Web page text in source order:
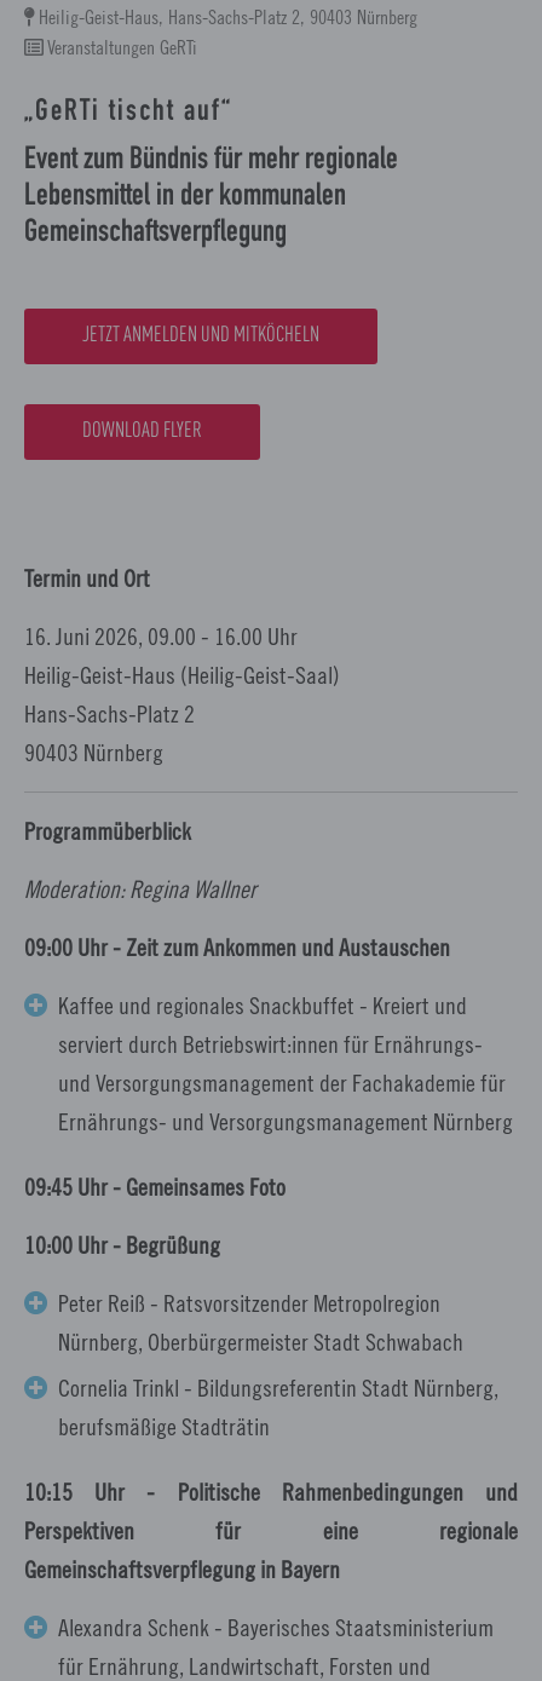
Heilig-Geist-Haus, Hans-Sachs-Platz 2, 90403 Nürnberg
Veranstaltungen GeRTi
„GeRTi tischt auf“
Event zum Bündnis für mehr regionale
Lebensmittel in der kommunalen
Gemeinschaftsverpflegung
JETZT ANMELDEN UND MITKÖCHELN
DOWNLOAD FLYER
Termin und Ort
16. Juni 2026, 09.00 - 16.00 Uhr
Heilig-Geist-Haus (Heilig-Geist-Saal)
Hans-Sachs-Platz 2
90403 Nürnberg
Programmüberblick
Moderation: Regina Wallner
09:00 Uhr - Zeit zum Ankommen und Austauschen
Kaffee und regionales Snackbuffet - Kreiert und
serviert durch Betriebswirt:innen für Ernährungs-
und Versorgungsmanagement der Fachakademie für
Ernährungs- und Versorgungsmanagement Nürnberg
09:45 Uhr - Gemeinsames Foto
10:00 Uhr - Begrüßung
Peter Reiß - Ratsvorsitzender Metropolregion
Nürnberg, Oberbürgermeister Stadt Schwabach
Cornelia Trinkl - Bildungsreferentin Stadt Nürnberg,
berufsmäßige Stadträtin
10:15 Uhr - Politische Rahmenbedingungen und
Perspektiven für eine regionale
Gemeinschaftsverpflegung in Bayern
Alexandra Schenk - Bayerisches Staatsministerium
für Ernährung, Landwirtschaft, Forsten und